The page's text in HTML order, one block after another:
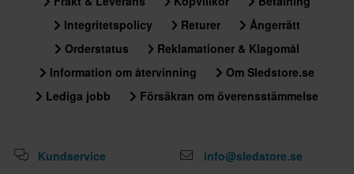
Integritetspolicy
Returer
Ångerrätt
Orderstatus
Reklamationer & Klagomål
Information om återvinning
Om Sledstore.se
Lediga jobb
Försäkran om överensstämmelse
Kundservice info@sledstore.se